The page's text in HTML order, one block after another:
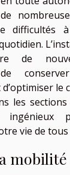
difficultés
de
de
le
les
vie de tous